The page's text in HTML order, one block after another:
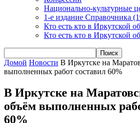
Национально-культурные
1-е издание Справочника
Кто есть кто в Иркутской
Кто есть кто в Иркутской
Домой Новости В Иркутске на
выполненных работ составил 60%
В Иркутске на
объём выполненных
60%